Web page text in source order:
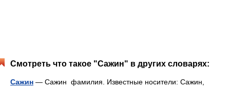
Смотреть что такое "Сажин" в других словарях:
Сажин — Сажин фамилия. Известные носители: Сажин,